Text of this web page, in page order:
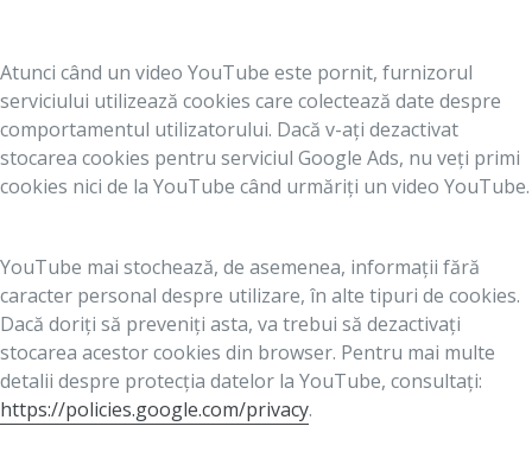
Atunci când un video YouTube este pornit, furnizorul
serviciului utilizează cookies care colectează date despre
comportamentul utilizatorului. Dacă v-ați dezactivat
stocarea cookies pentru serviciul Google Ads, nu veți primi
cookies nici de la YouTube când urmăriți un video YouTube.
YouTube mai stochează, de asemenea, informații fără
caracter personal despre utilizare, în alte tipuri de cookies.
Dacă doriți să preveniți asta, va trebui să dezactivați
stocarea acestor cookies din browser. Pentru mai multe
detalii despre protecția datelor la YouTube, consultați:
https://policies.google.com/privacy.